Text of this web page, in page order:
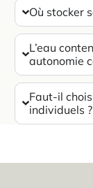
Où stocker
L’eau
autonomie
Faut-il
individuels ?